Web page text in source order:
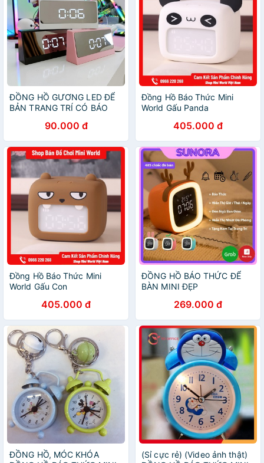
ĐỒNG HỒ GƯƠNG LED ĐỂ
BẢN TRANG TRÍ CÓ BÁO
NHẤT THỊ TRƯỜNG
90.000 đ
Đồng Hồ Báo Thức Mini
World Gấu Panda
405.000 đ
Đồng Hồ Báo Thức Mini
World Gấu Con
405.000 đ
ĐỒNG HỒ BÁO THỨC ĐỂ
BÀN MINI ĐẸP
269.000 đ
ĐỒNG HỒ, MÓC KHÓA
(Sỉ cực rẻ) (Video ảnh thật)